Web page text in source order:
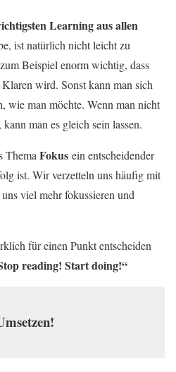
Learning aus allen
ist natürlich nicht leicht zu
Beispiel enorm wichtig, dass
wird. Sonst kann man sich
wie man möchte. Wenn man nicht
man es gleich sein lassen.
Thema Fokus ein entscheidender
ist. Wir verzetteln uns häufig mit
viel mehr fokussieren und
für einen Punkt entscheiden
reading! Start doing!“